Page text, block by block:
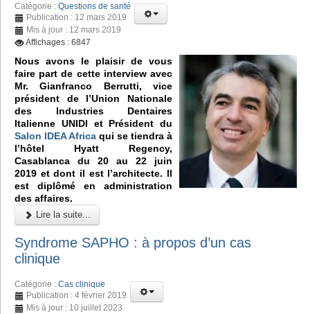
Catégorie : Questions de santé
Publication : 12 mars 2019
Mis à jour : 12 mars 2019
Affichages : 6847
Nous avons le plaisir de vous
faire part de cette interview avec
Mr. Gianfranco Berrutti, vice
président de l’Union Nationale
des Industries Dentaires
Italienne UNIDI et Président du
Salon IDEA Africa qui se tiendra à
l’hôtel Hyatt Regency,
Casablanca du 20 au 22 juin
2019 et dont il est l’architecte. Il
est diplômé en administration
des affaires.
Lire la suite...
Syndrome SAPHO : à propos d’un cas
clinique
Catégorie : Cas clinique
Publication : 4 février 2019
Mis à jour : 10 juillet 2023